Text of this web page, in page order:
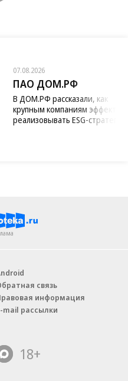
07.08.2026
ПАО ДОМ.РФ
В ДОМ.РФ рассказали, как
крупным компаниям
реализовывать ESG-стратегию
связь
информация
mail рассылки
18+